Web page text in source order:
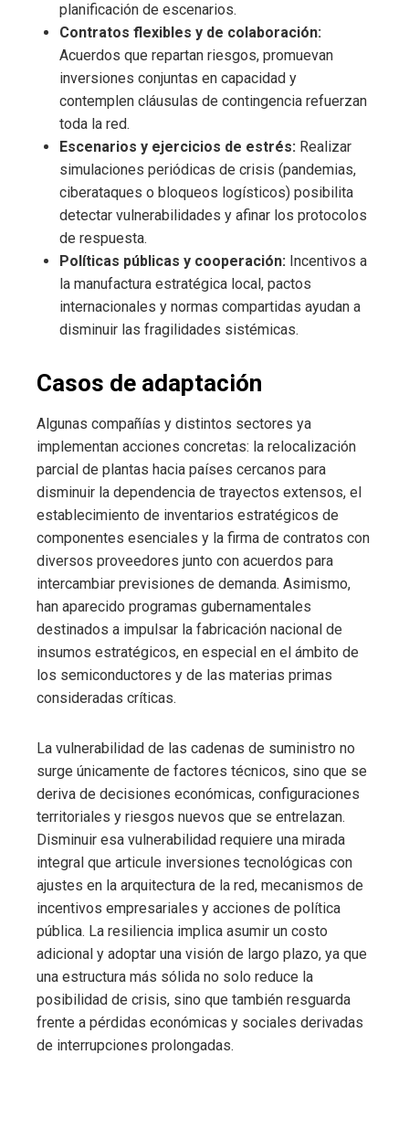
planificación de escenarios.
Contratos flexibles y de colaboración:
Acuerdos que repartan riesgos, promuevan
inversiones conjuntas en capacidad y
contemplen cláusulas de contingencia refuerzan
toda la red.
Escenarios y ejercicios de estrés: Realizar
simulaciones periódicas de crisis (pandemias,
ciberataques o bloqueos logísticos) posibilita
detectar vulnerabilidades y afinar los protocolos
de respuesta.
Políticas públicas y cooperación: Incentivos a
la manufactura estratégica local, pactos
internacionales y normas compartidas ayudan a
disminuir las fragilidades sistémicas.
Casos de adaptación
Algunas compañías y distintos sectores ya
implementan acciones concretas: la relocalización
parcial de plantas hacia países cercanos para
disminuir la dependencia de trayectos extensos, el
establecimiento de inventarios estratégicos de
componentes esenciales y la firma de contratos con
diversos proveedores junto con acuerdos para
intercambiar previsiones de demanda. Asimismo,
han aparecido programas gubernamentales
destinados a impulsar la fabricación nacional de
insumos estratégicos, en especial en el ámbito de
los semiconductores y de las materias primas
consideradas críticas.
La vulnerabilidad de las cadenas de suministro no
surge únicamente de factores técnicos, sino que se
deriva de decisiones económicas, configuraciones
territoriales y riesgos nuevos que se entrelazan.
Disminuir esa vulnerabilidad requiere una mirada
integral que articule inversiones tecnológicas con
ajustes en la arquitectura de la red, mecanismos de
incentivos empresariales y acciones de política
pública. La resiliencia implica asumir un costo
adicional y adoptar una visión de largo plazo, ya que
una estructura más sólida no solo reduce la
posibilidad de crisis, sino que también resguarda
frente a pérdidas económicas y sociales derivadas
de interrupciones prolongadas.